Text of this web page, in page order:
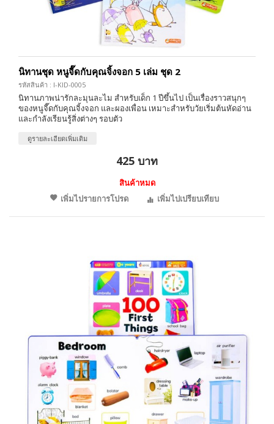
นิทานชุด หนูจี๊ดกับคุณจิ้งจอก 5 เล่ม ชุด 2
รหัสสินค้า : I-KID-0005
นิทานภาพน่ารักละมุนละไม สำหรับเด็ก 1 ปีขึ้นไป เป็นเรื่องราวสนุกๆ
ของหนูจี๊ดกับคุณจิ้งจอก และผองเพื่อน เหมาะสำหรับวัยเริ่มต้นหัดอ่าน
และกำลังเรียนรู้สิ่งต่างๆ รอบตัว
ดูรายละเอียดเพิ่มเติม
425 บาท
สินค้าหมด
เพิ่มไปรายการโปรด
เพิ่มไปเปรียบเทียบ